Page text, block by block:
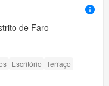
de Faro
Escritório Terraço